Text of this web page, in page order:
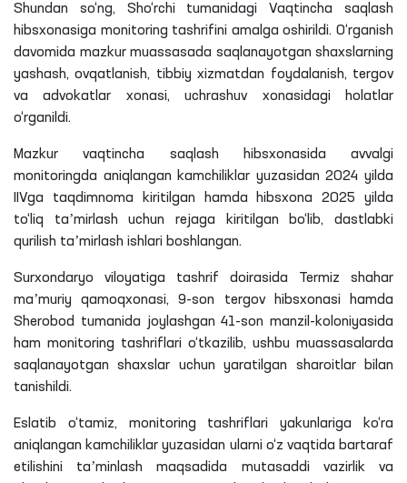
Shundan so‘ng, Sho‘rchi tumanidagi Vaqtincha saqlash
hibsxonasiga monitoring tashrifini amalga oshirildi. O‘rganish
davomida mazkur muassasada saqlanayotgan shaxslarning
yashash, ovqatlanish, tibbiy xizmatdan foydalanish, tergov
va advokatlar xonasi, uchrashuv xonasidagi holatlar
o‘rganildi.
Mazkur vaqtincha saqlash hibsxonasida avvalgi
monitoringda aniqlangan kamchiliklar yuzasidan 2024 yilda
IIVga taqdimnoma kiritilgan hamda hibsxona 2025 yilda
to‘liq taʼmirlash uchun rejaga kiritilgan bo‘lib, dastlabki
qurilish taʼmirlash ishlari boshlangan.
Surxondaryo viloyatiga tashrif doirasida Termiz shahar
maʼmuriy qamoqxonasi, 9-son tergov hibsxonasi hamda
Sherobod tumanida joylashgan 41-son manzil-koloniyasida
ham monitoring tashriflari o‘tkazilib, ushbu muassasalarda
saqlanayotgan shaxslar uchun yaratilgan sharoitlar bilan
tanishildi.
Eslatib o‘tamiz, monitoring tashriflari yakunlariga ko‘ra
aniqlangan kamchiliklar yuzasidan ularni o‘z vaqtida bartaraf
etilishini taʼminlash maqsadida mutasaddi vazirlik va